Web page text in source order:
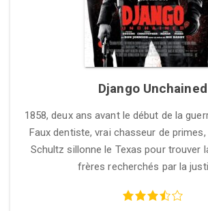
Django Unchained
1858, deux ans avant le début de la
Faux dentiste, vrai chasseur de
Schultz sillonne le Texas pour trouver
frères recherchés par la